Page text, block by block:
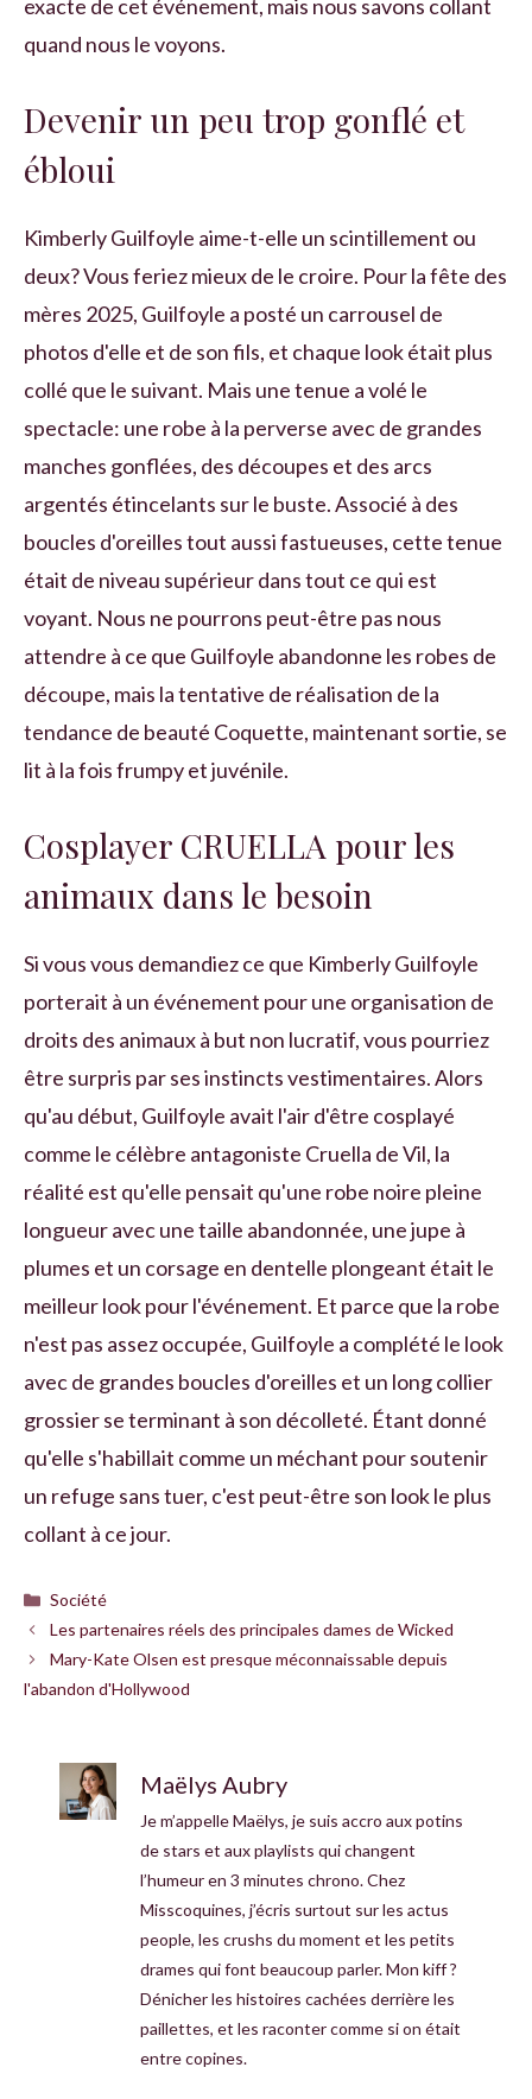
exacte de cet événement, mais nous savons collant
quand nous le voyons.
Devenir un peu trop gonflé et
ébloui
Kimberly Guilfoyle aime-t-elle un scintillement ou
deux? Vous feriez mieux de le croire. Pour la fête des
mères 2025, Guilfoyle a posté un carrousel de
photos d'elle et de son fils, et chaque look était plus
collé que le suivant. Mais une tenue a volé le
spectacle: une robe à la perverse avec de grandes
manches gonflées, des découpes et des arcs
argentés étincelants sur le buste. Associé à des
boucles d'oreilles tout aussi fastueuses, cette tenue
était de niveau supérieur dans tout ce qui est
voyant. Nous ne pourrons peut-être pas nous
attendre à ce que Guilfoyle abandonne les robes de
découpe, mais la tentative de réalisation de la
tendance de beauté Coquette, maintenant sortie, se
lit à la fois frumpy et juvénile.
Cosplayer CRUELLA pour les
animaux dans le besoin
Si vous vous demandiez ce que Kimberly Guilfoyle
porterait à un événement pour une organisation de
droits des animaux à but non lucratif, vous pourriez
être surpris par ses instincts vestimentaires. Alors
qu'au début, Guilfoyle avait l'air d'être cosplayé
comme le célèbre antagoniste Cruella de Vil, la
réalité est qu'elle pensait qu'une robe noire pleine
longueur avec une taille abandonnée, une jupe à
plumes et un corsage en dentelle plongeant était le
meilleur look pour l'événement. Et parce que la robe
n'est pas assez occupée, Guilfoyle a complété le look
avec de grandes boucles d'oreilles et un long collier
grossier se terminant à son décolleté. Étant donné
qu'elle s'habillait comme un méchant pour soutenir
un refuge sans tuer, c'est peut-être son look le plus
collant à ce jour.
Catégories
Société
Les partenaires réels des principales dames de Wicked
Mary-Kate Olsen est presque méconnaissable depuis
l'abandon d'Hollywood
Maëlys Aubry
Je m’appelle Maëlys, je suis accro aux potins
de stars et aux playlists qui changent
l’humeur en 3 minutes chrono. Chez
Misscoquines, j’écris surtout sur les actus
people, les crushs du moment et les petits
drames qui font beaucoup parler. Mon kiff ?
Dénicher les histoires cachées derrière les
paillettes, et les raconter comme si on était
entre copines.